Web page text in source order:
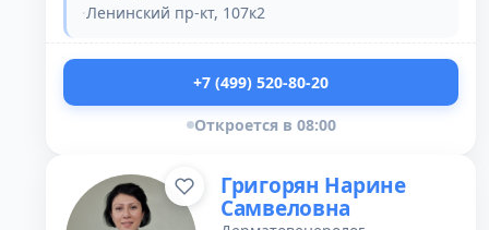
·Ленинский пр-кт, 107к2
+7 (499) 520-80-20
Откроется в 08:00
Григорян Нарине
Самвеловна